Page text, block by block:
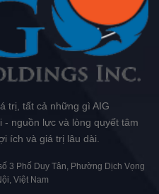
trị, tất cả những gì AIG
- nguồn lực và lòng quyết tâm
ích và giá trị lâu dài.
3 Phố Duy Tân, Phường Dịch Vọng
Việt Nam